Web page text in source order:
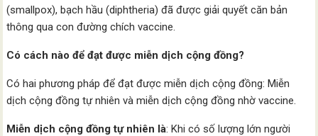
(smallpox), bạch hầu (diphtheria) đã được giải quyết căn bản
thông qua con đường chích vaccine.
Có cách nào để đạt được miễn dịch cộng đồng?
Có hai phương pháp để đạt được miễn dịch cộng đồng: Miễn
dịch cộng đồng tự nhiên và miễn dịch cộng đồng nhờ vaccine.
Miễn dịch cộng đồng tự nhiên là: Khi có số lượng lớn người